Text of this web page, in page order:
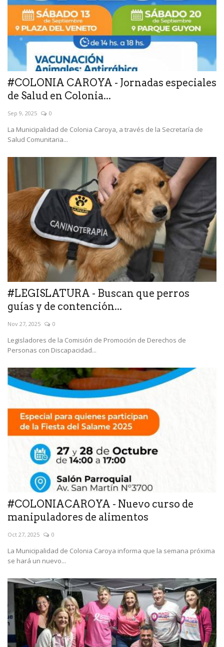
#COLONIA CAROYA - Jornadas especiales
de Salud en Colonia...
Sep 9, 2025 0
La Municipalidad de Colonia Caroya, a través de la Secretaría de
Salud Comunitaria...
#LEGISLATURA - Buscan que perros
guías y de contención...
Nov 27, 2025 0
Legisladores de la Comisión de Promoción de Derechos de
Personas con Discapacidad...
#COLONIACAROYA - Nuevo curso de
manipuladores de alimentos
Oct 27, 2025 0
La Municipalidad de Colonia Caroya informa que la semana próxima
se hará un nuevo...